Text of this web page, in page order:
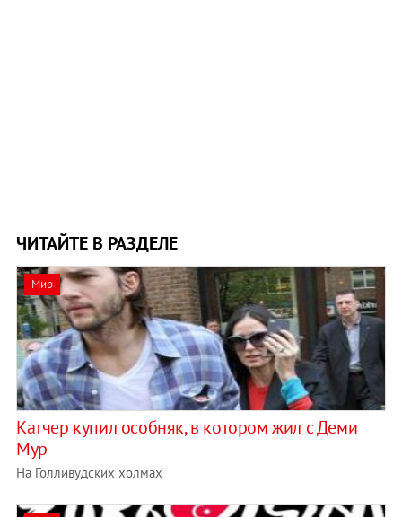
ЧИТАЙТЕ В РАЗДЕЛЕ
Мир
Катчер купил особняк, в котором жил с Деми
Мур
На Голливудских холмах